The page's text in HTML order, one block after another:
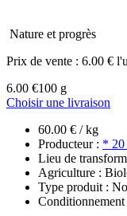
Nature et progrès
Prix de vente : 6.00 €
6.00 €100 g
Choisir une livraison
60.00 € / kg
Producteur : * 20
Lieu de
Agriculture :
Type produit :